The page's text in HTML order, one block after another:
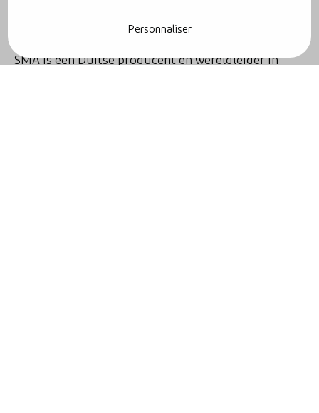
Personnaliser
SMA omvormers
SMA is een Duitse producent en wereldleider in